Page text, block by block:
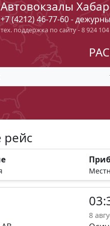
Автовокзалы
+7 (4212) 46-77-60 -
тех. поддержка по сайту - 8 924
рейс
8